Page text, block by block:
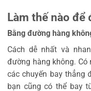
Làm thế nào để
Bằng đường hàng
Cách dễ nhất và
đường hàng không.
các chuyến bay thẳng
bạn cũng có thể bay